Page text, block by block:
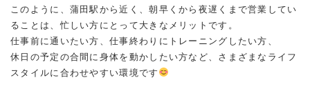
このように、蒲田駅から近く、朝早くから夜遅くまで営業してい
ることは、忙しい方にとって大きなメリットです。
仕事前に通いたい方、仕事終わりにトレーニングしたい方、
休日の予定の合間に身体を動かしたい方など、さまざまなライフ
スタイルに合わせやすい環境です